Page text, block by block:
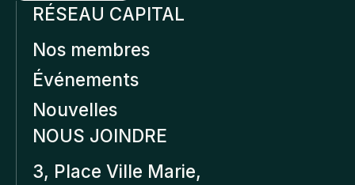
RÉSEAU CAPITAL
Nos membres
Événements
Nouvelles
NOUS JOINDRE
3, Place Ville Marie,